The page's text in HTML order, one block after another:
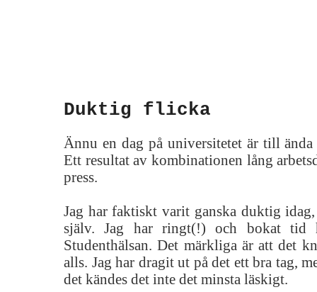
Duktig flicka
Ännu en dag på universitetet är till
Ett resultat av kombinationen lång
press.
Jag har faktiskt varit ganska duktig
själv. Jag har ringt(!) och bokat tid
Studenthälsan. Det märkliga är att det
alls. Jag har dragit ut på det ett bra tag,
det kändes det inte det minsta läskigt.